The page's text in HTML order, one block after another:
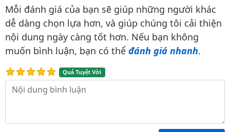
Mỗi đánh giá của bạn sẽ giúp những người khác
dễ dàng chọn lựa hơn, và giúp chúng tôi cải thiện
nội dung ngày càng tốt hơn. Nếu bạn không
muốn bình luận, bạn có thể đánh giá nhanh.
Quá Tuyệt Vời
Nội dung bình luận